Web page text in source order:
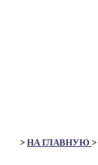
> НА ГЛАВНУЮ >